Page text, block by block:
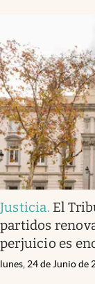
Justicia. El
partidos
perjuicio es
lunes, 24 de Junio de